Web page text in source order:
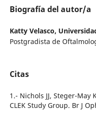
Biografía del autor/a
Katty Velasco,
Postgradista de
Citas
1.- Nichols JJ, Steger-
CLEK Study Group. Br J